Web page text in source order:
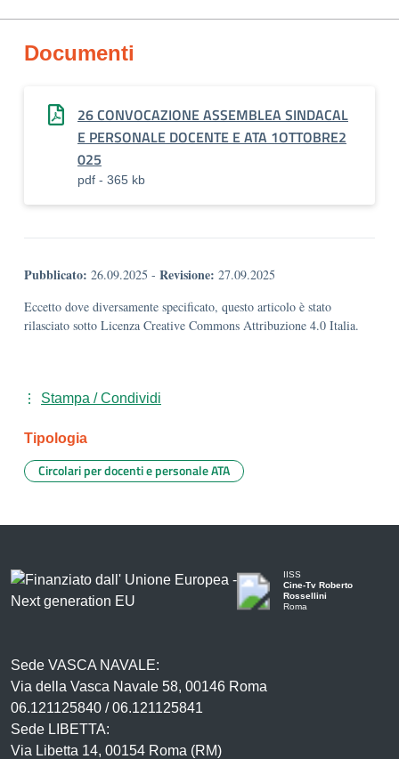
Documenti
26 CONVOCAZIONE ASSEMBLEA SINDACAL
E PERSONALE DOCENTE E ATA 1OTTOBRE2
025
pdf - 365 kb
Pubblicato: 26.09.2025 - Revisione: 27.09.2025
Eccetto dove diversamente specificato, questo articolo è stato
rilasciato sotto Licenza Creative Commons Attribuzione 4.0 Italia.
Stampa / Condividi
Tipologia
Circolari per docenti e personale ATA
IISS
Cine-Tv Roberto
Rossellini
Roma
Sede VASCA NAVALE:
Via della Vasca Navale 58, 00146 Roma
06.121125840 / 06.121125841
Sede LIBETTA:
Via Libetta 14, 00154 Roma (RM)